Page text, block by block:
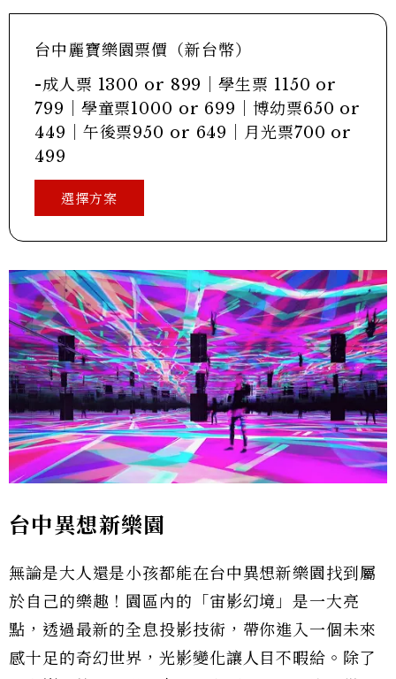
台中麗寶樂園票價（新台幣）
-成人票 1300 or 899｜學生票 1150 or
799｜學童票1000 or 699｜博幼票650 or
449｜午後票950 or 649｜月光票700 or
499
選擇方案
台中異想新樂園
無論是大人還是小孩都能在台中異想新樂園找到屬
於自己的樂趣！園區內的「宙影幻境」是一大亮
點，透過最新的全息投影技術，帶你進入一個未來
感十足的奇幻世界，光影變化讓人目不暇給。除了